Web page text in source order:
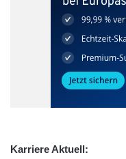
Santander
Universidades,
1996
und
Karriere Aktuell: